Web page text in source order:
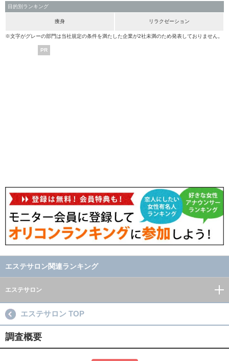
目的別ランキング
痩身 リラクゼーション
※文字がグレーの部門は当社規定の条件を満たした企業が2社未満のため発表しておりません。
PR
エステサロン関連ランキング
エステサロン
エステサロン TOP
調査概要